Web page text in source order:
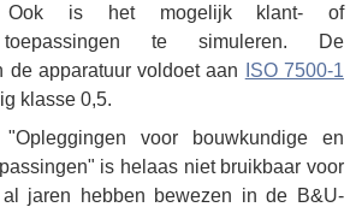
Ook is het mogelijk klant- of
toepassingen te simuleren. De
de apparatuur voldoet aan
ISO 7500-1
klasse 0,5.
voor bouwkundige en
is helaas niet bruikbaar voor
jaren hebben bewezen in de B&U-